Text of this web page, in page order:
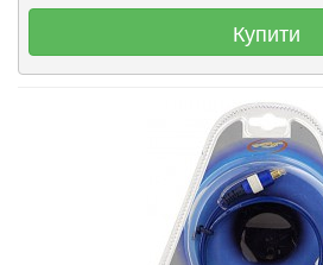
Купити